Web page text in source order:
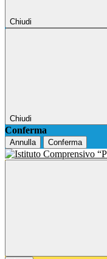
Chiudi
Chiudi
Conferma
Annulla Conferma